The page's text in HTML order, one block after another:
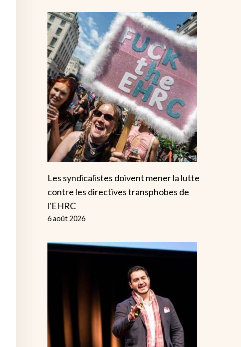
Les syndicalistes doivent mener la lutte
contre les directives transphobes de
l'EHRC
6 août 2026